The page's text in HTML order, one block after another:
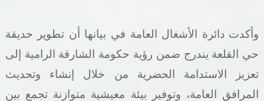
وأكدت دائرة الأشغال العامة في بيانها أن تطوير حديقة
حي القلعة يندرج ضمن رؤية حكومة الشارقة الرامية إلى
تعزيز الاستدامة الحضرية من خلال إنشاء وتحديث
المرافق العامة، وتوفير بيئة معيشية متوازنة تجمع بين